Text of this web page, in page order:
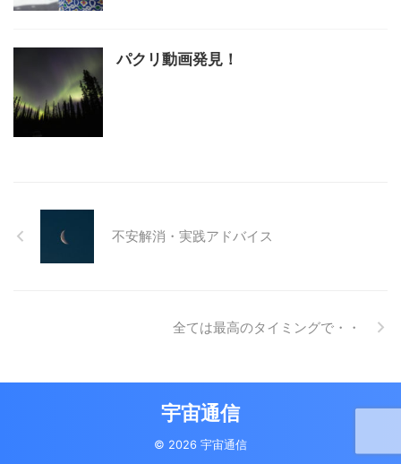
パクリ動画発見！
不安解消・実践アドバイス
全ては最高のタイミングで・・
宇宙通信
© 2026 宇宙通信